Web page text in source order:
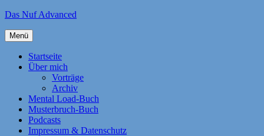
Zum
springen
Das Nuf Advanced
Menü
Startseite
Über mich
Vorträge
Archiv
Mental Load-Buch
Musterbruch-Buch
Podcasts
Impressum & Datenschutz